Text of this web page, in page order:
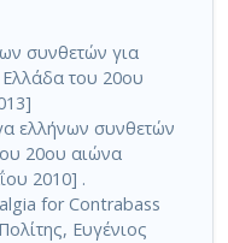
συνθετών για
του 20ου
ελλήνων συνθετών
20ου αιώνα
2010] .
for Contrabass
Ευγένιος